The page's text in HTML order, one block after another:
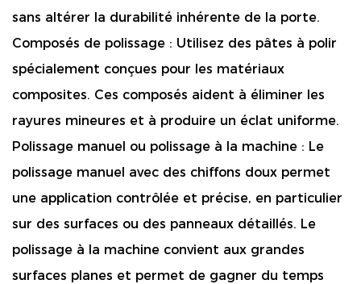
sans altérer la durabilité inhérente de la porte.
Composés de polissage : Utilisez des pâtes à polir
spécialement conçues pour les matériaux
composites. Ces composés aident à éliminer les
rayures mineures et à produire un éclat uniforme.
Polissage manuel ou polissage à la machine : Le
polissage manuel avec des chiffons doux permet
une application contrôlée et précise, en particulier
sur des surfaces ou des panneaux détaillés. Le
polissage à la machine convient aux grandes
surfaces planes et permet de gagner du temps